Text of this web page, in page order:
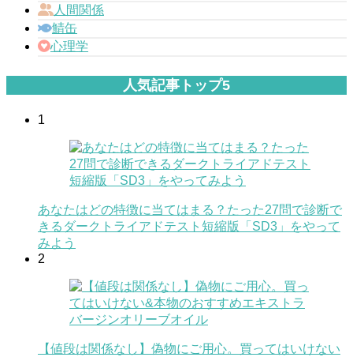
人間関係
鯖缶
心理学
人気記事トップ5
1
あなたはどの特徴に当てはまる？たった27問で診断で
きるダークトライアドテスト短縮版「SD3」をやって
みよう
2
【値段は関係なし】偽物にご用心。買ってはいけない